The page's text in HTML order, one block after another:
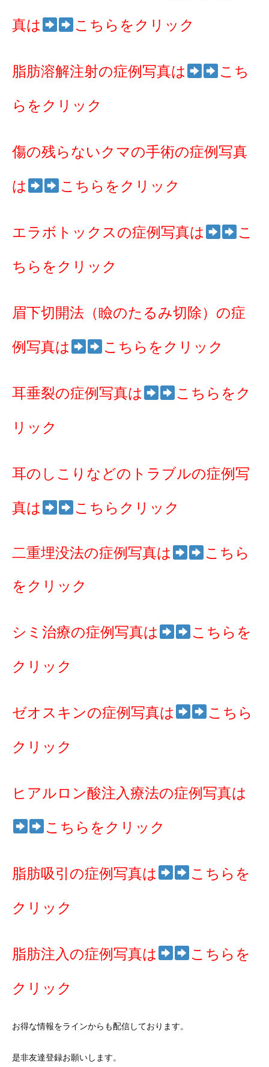
真は こちらをクリック
脂肪溶解注射の症例写真は こち
らをクリック
傷の残らないクマの手術の症例写真
は こちらをクリック
エラボトックスの症例写真は こ
ちらをクリック
眉下切開法（瞼のたるみ切除）の症
例写真は こちらをクリック
耳垂裂の症例写真は こちらをク
リック
耳のしこりなどのトラブルの症例写
真は こちらクリック
二重埋没法の症例写真は こちら
をクリック
シミ治療の症例写真は こちらを
クリック
ゼオスキンの症例写真は こちら
クリック
ヒアルロン酸注入療法の症例写真は
こちらをクリック
脂肪吸引の症例写真は こちらを
クリック
脂肪注入の症例写真は こちらを
クリック
お得な情報をラインからも配信しております。
是非友達登録お願いします。